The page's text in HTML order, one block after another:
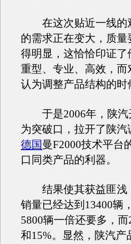
在这次贴近一线的
的需求正在变大，质
得明显，这恰恰印证
重型、专业、高效，
认为调整产品结构的时
于是2006年，陕汽
为突破口，拉开了陕
德国 曼F2000技术平台
口同类产品的利器。
结果使其获益匪浅
销量已经达到13400辆
5800辆一倍还要多，
和15%。显然，陕汽